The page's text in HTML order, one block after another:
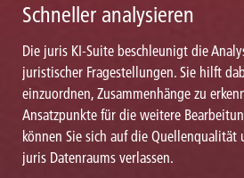
Schneller analysieren
Die juris KI-Suite beschleunigt die
juristischer Fragestellungen. Sie hilft
einzuordnen, Zusammenhänge zu
Ansatzpunkte für die weitere
können Sie sich auf die
juris Datenraums verlassen.